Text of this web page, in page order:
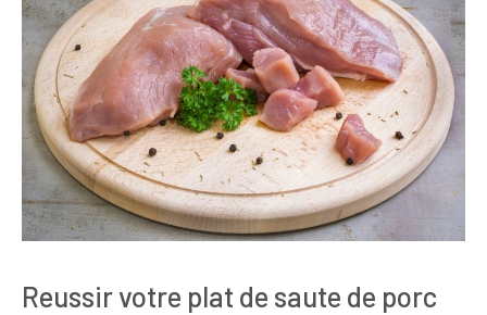
Reussir votre plat de saute de porc